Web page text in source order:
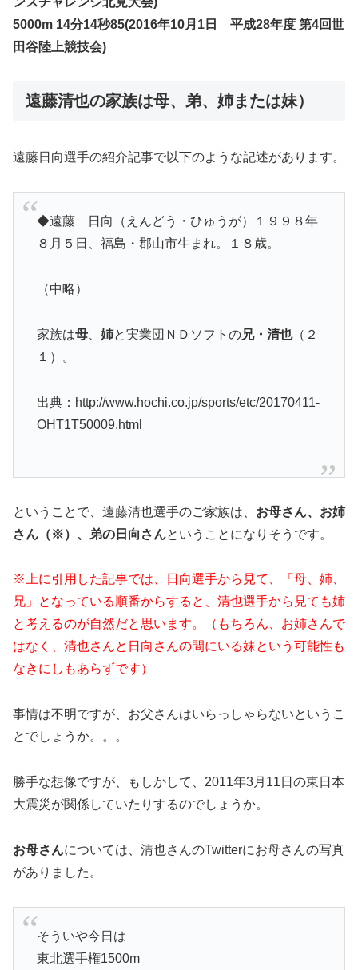
5000m 14分14秒85(2016年10月1日 平成28年度 第4回世
田谷陸上競技会)
遠藤清也の家族は母、弟、姉または妹）
遠藤日向選手の紹介記事で以下のような記述があります。
◆遠藤 日向（えんどう・ひゅうが）１９９８年
８月５日、福島・郡山市生まれ。１８歳。
（中略）
家族は母、 姉と実業団ＮＤソフトの兄・清也（２
１）。
出典：http://www.hochi.co.jp/sports/etc/20170411-
OHT1T50009.html
ということで、遠藤清也選手のご家族は、 お母さん、お姉
さん（※）、弟の日向さんということになりそうです。
※上に引用した記事では、日向選手から見て、「母、姉、
兄」となっている順番からすると、清也選手から見ても姉
と考えるのが自然だと思います。（もちろん、お姉さんで
はなく、清也さんと日向さんの間にいる妹という可能性も
なきにしもあらずです）
事情は不明ですが、お父さんはいらっしゃらないというこ
とでしょうか。。。
勝手な想像ですが、もしかして、2011年3月11日の東日本
大震災が関係していたりするのでしょうか。
お母さんについては、清也さんのTwitterにお母さんの写真
がありました。
そういや今日は
東北選手権1500m